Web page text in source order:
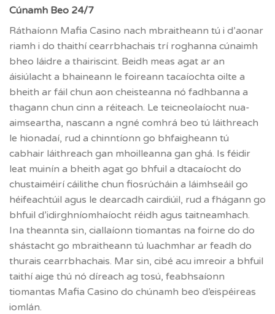
Cúnamh Beo 24/7
Ráthaíonn Mafia Casino nach mbraitheann tú i d’aonar
riamh i do thaithí cearrbhachais trí roghanna cúnaimh
bheo láidre a thairiscint. Beidh meas agat ar an
áisiúlacht a bhaineann le foireann tacaíochta oilte a
bheith ar fáil chun aon cheisteanna nó fadhbanna a
thagann chun cinn a réiteach. Le teicneolaíocht nua-
aimseartha, nascann a ngné comhrá beo tú láithreach
le hionadaí, rud a chinntíonn go bhfaigheann tú
cabhair láithreach gan mhoilleanna gan ghá. Is féidir
leat muinín a bheith agat go bhfuil a dtacaíocht do
chustaiméirí cáilithe chun fiosrúcháin a láimhseáil go
héifeachtúil agus le dearcadh cairdiúil, rud a fhágann go
bhfuil d’idirghníomhaíocht réidh agus taitneamhach.
Ina theannta sin, ciallaíonn tiomantas na foirne do do
shástacht go mbraitheann tú luachmhar ar feadh do
thurais cearrbhachais. Mar sin, cibé acu imreoir a bhfuil
taithí aige thú nó díreach ag tosú, feabhsaíonn
tiomantas Mafia Casino do chúnamh beo d’eispéireas
iomlán.